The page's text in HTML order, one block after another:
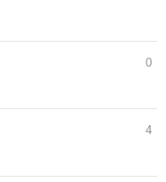
0
4